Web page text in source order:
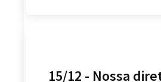
15/12 - Nossa